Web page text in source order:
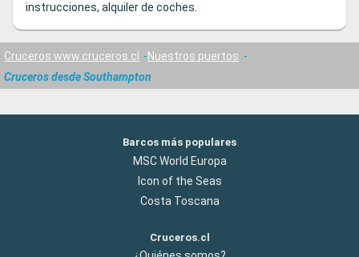
instrucciones, alquiler de coches.
Cruceros www.cruceros.cl
Nuestros puertos
Cruceros desde Southampton
Barcos más populares
MSC World Europa
Icon of the Seas
Costa Toscana
Cruceros.cl